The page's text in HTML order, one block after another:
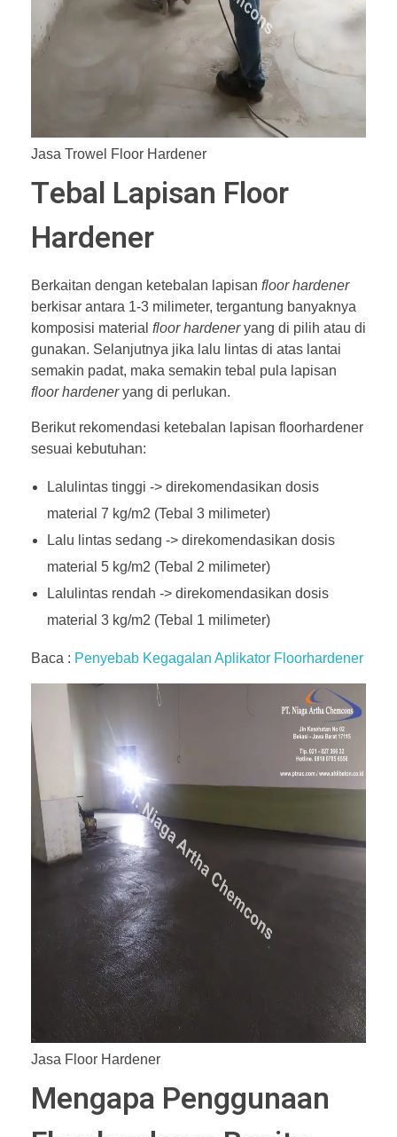
Jasa Trowel Floor Hardener
Tebal Lapisan Floor
Hardener
Berkaitan dengan ketebalan lapisan floor hardener
berkisar antara 1-3 milimeter, tergantung banyaknya
komposisi material floor hardeneryang di pilih atau di
gunakan. Selanjutnya jika lalu lintas di atas lantai
semakin padat, maka semakin tebal pula lapisan
floor hardeneryang di perlukan.
Berikut rekomendasi ketebalan lapisan floorhardener
sesuai kebutuhan:
Lalulintas tinggi -> direkomendasikan dosis
material 7 kg/m2 (Tebal 3 milimeter)
Lalu lintas sedang -> direkomendasikan dosis
material 5 kg/m2 (Tebal 2 milimeter)
Lalulintas rendah -> direkomendasikan dosis
material 3 kg/m2 (Tebal 1 milimeter)
Baca : Penyebab Kegagalan Aplikator Floorhardener
Jasa Floor Hardener
Mengapa Penggunaan